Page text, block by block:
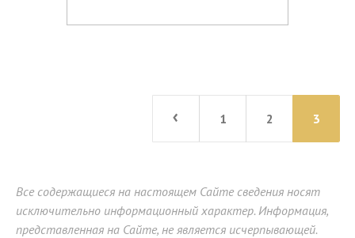
› 1 2 3
Все содержащиеся на настоящем Сайте сведения носят
исключительно информационный характер. Информация,
представленная на Сайте, не является исчерпывающей.